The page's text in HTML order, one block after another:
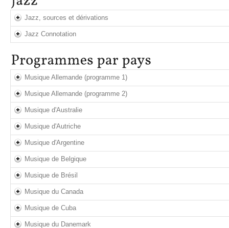
Jazz, sources et dérivations
Jazz Connotation
Musique Allemande (programme 1)
Musique Allemande (programme 2)
Musique d'Australie
Musique d'Autriche
Musique d'Argentine
Musique de Belgique
Musique de Brésil
Musique du Canada
Musique de Cuba
Musique du Danemark